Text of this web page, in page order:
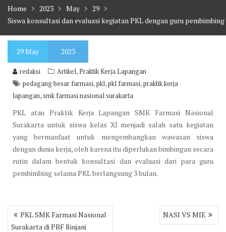
Home 2023 May
29
Siswa konsultasi dan evaluasi kegiatan PKL dengan guru pembimbing
29May 2023
redaksi Artikel,Praktik Kerja Lapangan
pedagang besar farmasi,pkl,pkl farmasi,praktik kerja
lapangan,smk farmasi nasional surakarta
PKL atau Praktik Kerja Lapangan SMK Farmasi Nasional
Surakarta untuk siswa kelas XI menjadi salah satu kegiatan
yang bermanfaat untuk mengembangkan wawasan siswa
dengan dunia kerja, oleh karena itu diperlukan bimbingan secara
rutin dalam bentuk konsultasi dan evaluasi dari para guru
pembimbing selama PKL berlangsung 3 bulan.
Post
navigation
PKL SMK Farmasi Nasional
Surakarta di PBF Rinjani
NASI VS MIE